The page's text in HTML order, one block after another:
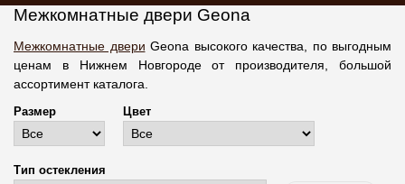
Межкомнатные двери Geona
Межкомнатные двери Geona высокого качества, по выгодным
ценам в Нижнем Новгороде от производителя, большой
ассортимент каталога.
Размер Цвет
Тип остекления